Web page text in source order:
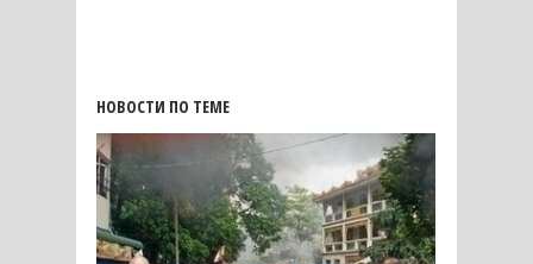
НОВОСТИ ПО ТЕМЕ